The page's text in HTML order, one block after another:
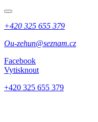
+420 325 655 379
Ou-zehun@seznam.cz
Facebook
Vytisknout
+420 325 655 379